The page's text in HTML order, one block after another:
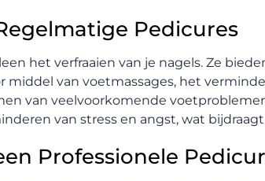
Pedicures
het verfraaien van je nagels. Ze
middel van voetmassages, het
van veelvoorkomende
van stress en angst, wat
Professionele